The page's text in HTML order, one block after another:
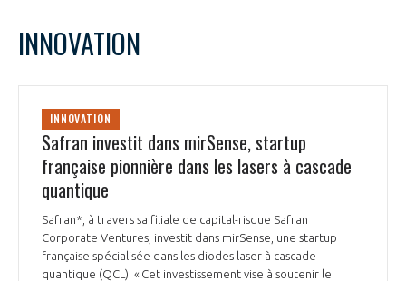
INNOVATION
INNOVATION
Safran investit dans mirSense, startup
française pionnière dans les lasers à cascade
quantique
Safran*, à travers sa filiale de capital-risque Safran
Corporate Ventures, investit dans mirSense, une startup
française spécialisée dans les diodes laser à cascade
quantique (QCL). « Cet investissement vise à soutenir le